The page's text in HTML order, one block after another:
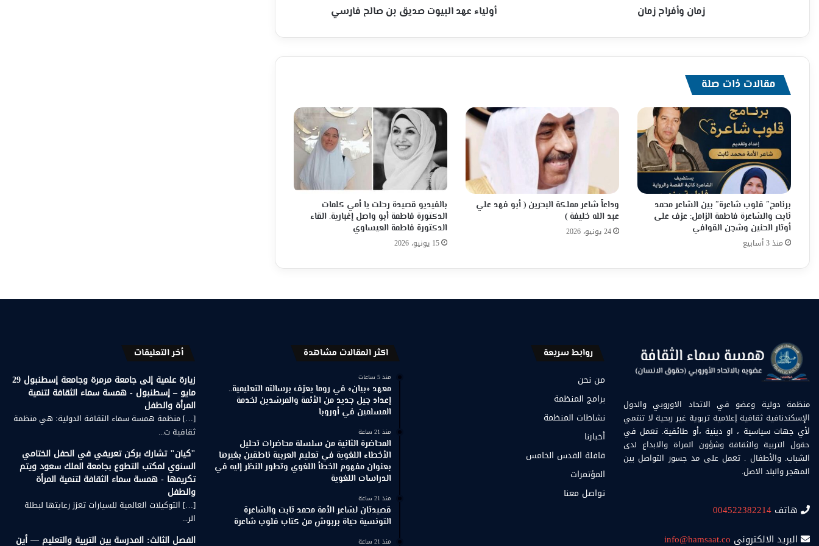
زمان وأفراح زمان أولياء عهد البيوت صديق بن صالح فارسي
مقالات ذات صلة
برنامج” قلوب شاعرة” بين الشاعر محمد
ثابت والشاعرة فاطمة الزامل: عزف على
أوتار الحنين وشجن القوافي
منذ 3 أسابيع
وداعاً شاعر مملكة البحرين ( أبو فهد علي
عبد الله خليفة )
24 يونيو، 2026
بالفيديو قصيدة رحلت يا أمي كلمات
الدكتورة فاطمة أبو واصل إغبارية. القاء
الدكتورة فاطمة العيساوي
15 يونيو، 2026
منظمة دولية وعضو في الاتحاد الاوروبي والدول
الإسكندنافية ثقافية إعلامية تربوية غير ربحية لا تنتمي
لأي جهات سياسية ، او دينية ،أو طائفية. تعمل في
حقول التربية والثقافة وشؤون المراة والابداع لدى
الشباب. والأطفال . تعمل على مد جسور التواصل بين
المهجر والبلد الاصل.
هاتف 004522382214
البريد الالكتروني info@hamsaat.co
روابط سريعة
من نحن
برامج المنظمة
نشاطات المنظمة
أخبارنا
قافلة القدس الخامس
المؤتمرات
تواصل معنا
اكثر المقالات مشاهدة
منذ 5 ساعات
معهد «بيان» في روما يعرّف برسالته التعليمية..
إعداد جيل جديد من الأئمة والمرشدين لخدمة
المسلمين في أوروبا
منذ 21 ساعة
المحاضرة الثانية من سلسلة محاضرات تحليل
الأخطاء اللغوية في تعليم العربية ناطقين بغيرها
بعنوان مفهوم الخطأ اللغوي وتطور النظر إليه في
الدراسات اللغوية
منذ 21 ساعة
قصيدتان لشاعر الأمة محمد ثابت والشاعرة
التونسية حياة بربوش من كتاب قلوب شاعرة
منذ 21 ساعة
أخر التعليقات
زيارة علمية إلى جامعة مرمرة وجامعة إسطنبول 29
مايو – إسطنبول - همسة سماء الثقافة لتنمية
المرأة والطفل
[…] منظمة همسة سماء الثقافة الدولية: هي منظمة
ثقافية ت...
"كيان" تشارك بركن تعريفي في الحفل الختامي
السنوي لمكتب التطوع بجامعة الملك سعود ويتم
تكريمها - همسة سماء الثقافة لتنمية المرأة
والطفل
[…] التوكيلات العالمية للسيارات تعزز رعايتها لبطلة
الر...
الفصل الثالث: المدرسة بين التربية والتعليم — أين